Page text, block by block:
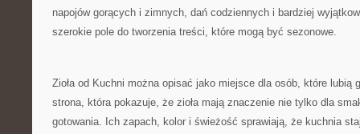
napojów gorących i zimnych, dań codziennych i bardziej
szerokie pole do tworzenia treści, które mogą być sezonowe.
Zioła od Kuchni można opisać jako miejsce dla osób, które lubią
strona, która pokazuje, że zioła mają znaczenie nie tylko dla
gotowania. Ich zapach, kolor i świeżość sprawiają, że kuchnia